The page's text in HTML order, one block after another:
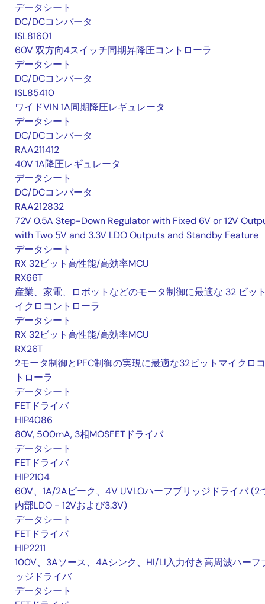
データシート
DC/DCコンバータ
ISL81601
60V 双方向4スイッチ同期昇降圧コントローラ
データシート
DC/DCコンバータ
ISL85410
ワイドVIN 1A同期降圧レギュレータ
データシート
DC/DCコンバータ
RAA211412
40V 1A降圧レギュレータ
データシート
DC/DCコンバータ
RAA212832
72V 0.5A Step-Down Regulator with Fixed 6V or 12V
with Two 5V and 3.3V LDO Outputs and Standby Feature
データシート
RX 32ビット高性能/高効率MCU
RX66T
産業、家電、ロボットなどのモータ制御に最適な 32 ビッ
イクロコントローラ
データシート
RX 32ビット高性能/高効率MCU
RX26T
2モータ制御とPFC制御の実現に最適な32ビットマイクロ
トローラ
データシート
FETドライバ
HIP4086
80V, 500mA, 3相MOSFETドライバ
データシート
FETドライバ
HIP2104
60V、1A/2Aピーク、4V UVLOハーフブリッジドライバ (2
内部LDO - 12Vおよび3.3V)
データシート
FETドライバ
HIP2211
100V、3Aソース、4Aシンク、HI/LI入力付き高周波ハーフ
ッジドライバ
データシート